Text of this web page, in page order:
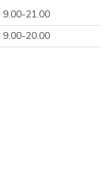
9.00-21.00
9.00-20.00